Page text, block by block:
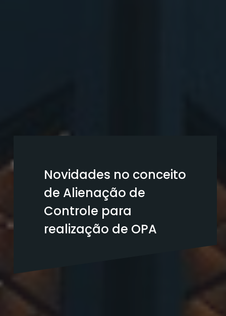
Novidades no conceito
de Alienação de
Controle para
realização de OPA